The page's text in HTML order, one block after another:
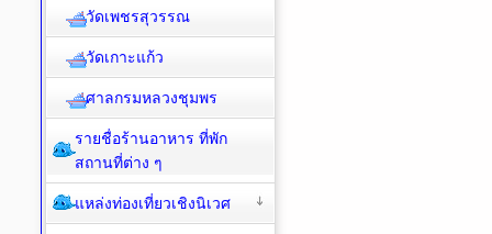
วัดเพชรสุวรรณ
วัดเกาะแก้ว
ศาลกรมหลวงชุมพร
รายชื่อร้านอาหาร ที่พัก
สถานที่ต่าง ๆ
แหล่งท่องเที่ยวเชิงนิเวศ